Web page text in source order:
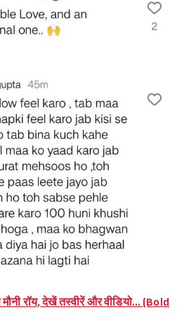
रॉय, देखें तस्वीरें और वीडियो… (Bold